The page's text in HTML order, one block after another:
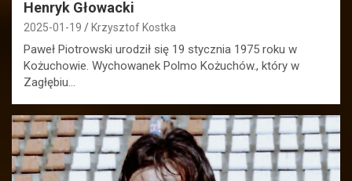
Henryk Głowacki
2025-01-19 Krzysztof Kostka
Paweł Piotrowski urodził się 19 stycznia 1975 roku w
Kożuchowie. Wychowanek Polmo Kożuchów., który w
Zagłębiu…